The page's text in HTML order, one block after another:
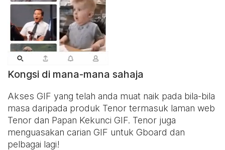
Kongsi di mana-mana sahaja
Akses GIF yang telah anda muat naik pada bila-bila
masa daripada produk Tenor termasuk laman web
Tenor dan Papan Kekunci GIF. Tenor juga
menguasakan carian GIF untuk Gboard dan
pelbagai lagi!